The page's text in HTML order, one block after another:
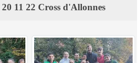
20 11 22 Cross d'Allonnes